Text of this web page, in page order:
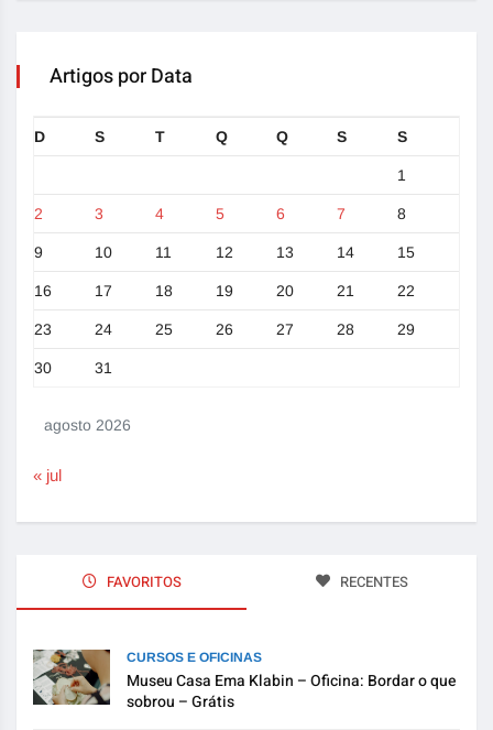
Artigos por Data
agosto 2026
D S T Q Q S S
1
2 3 4 5 6 7 8
9 10 11 12 13 14 15
16 17 18 19 20 21 22
23 24 25 26 27 28 29
30 31
« jul
FAVORITOS RECENTES
CURSOS E OFICINAS
Museu Casa Ema Klabin – Oficina: Bordar o que
sobrou – Grátis